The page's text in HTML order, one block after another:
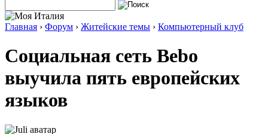
Главная › Форум › Житейские темы › Компьютерный клуб
Социальная сеть Bebo
выучила пять европейских
языков